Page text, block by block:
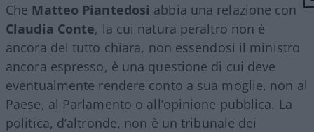
Che Matteo Piantedosi abbia una relazione con
Claudia Conte, la cui natura peraltro non è
ancora del tutto chiara, non essendosi il ministro
ancora espresso, è una questione di cui deve
eventualmente rendere conto a sua moglie, non al
Paese, al Parlamento o all’opinione pubblica. La
politica, d’altronde, non è un tribunale dei